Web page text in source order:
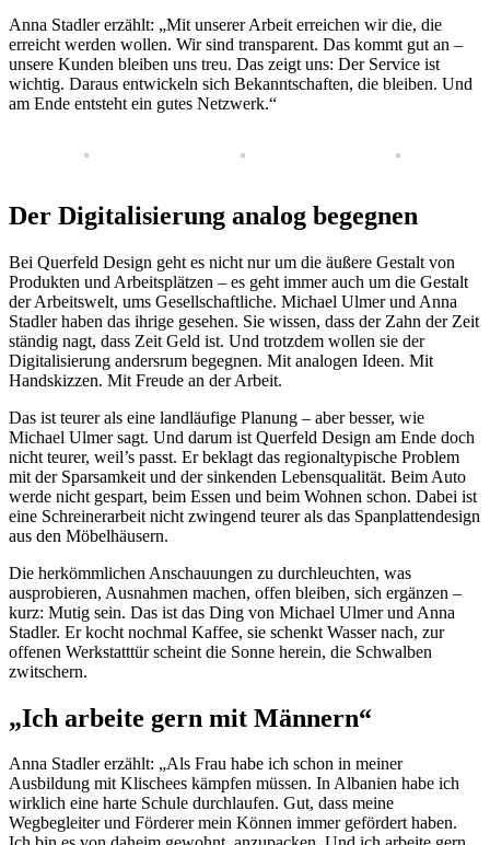
Anna Stadler erzählt: „Mit unserer Arbeit erreichen wir die, die
erreicht werden wollen. Wir sind transparent. Das kommt gut an –
unsere Kunden bleiben uns treu. Das zeigt uns: Der Service ist
wichtig. Daraus entwickeln sich Bekanntschaften, die bleiben. Und
am Ende entsteht ein gutes Netzwerk.“
Der Digitalisierung analog begegnen
Bei Querfeld Design geht es nicht nur um die äußere Gestalt von
Produkten und Arbeitsplätzen – es geht immer auch um die Gestalt
der Arbeitswelt, ums Gesellschaftliche. Michael Ulmer und Anna
Stadler haben das ihrige gesehen. Sie wissen, dass der Zahn der Zeit
ständig nagt, dass Zeit Geld ist. Und trotzdem wollen sie der
Digitalisierung andersrum begegnen. Mit analogen Ideen. Mit
Handskizzen. Mit Freude an der Arbeit.
Das ist teurer als eine landläufige Planung – aber besser, wie
Michael Ulmer sagt. Und darum ist Querfeld Design am Ende doch
nicht teurer, weil’s passt. Er beklagt das regionaltypische Problem
mit der Sparsamkeit und der sinkenden Lebensqualität. Beim Auto
werde nicht gespart, beim Essen und beim Wohnen schon. Dabei ist
eine Schreinerarbeit nicht zwingend teurer als das Spanplattendesign
aus den Möbelhäusern.
Die herkömmlichen Anschauungen zu durchleuchten, was
ausprobieren, Ausnahmen machen, offen bleiben, sich ergänzen –
kurz: Mutig sein. Das ist das Ding von Michael Ulmer und Anna
Stadler. Er kocht nochmal Kaffee, sie schenkt Wasser nach, zur
offenen Werkstatttür scheint die Sonne herein, die Schwalben
zwitschern.
„Ich arbeite gern mit Männern“
Anna Stadler erzählt: „Als Frau habe ich schon in meiner
Ausbildung mit Klischees kämpfen müssen. In Albanien habe ich
wirklich eine harte Schule durchlaufen. Gut, dass meine
Wegbegleiter und Förderer mein Können immer gefördert haben.